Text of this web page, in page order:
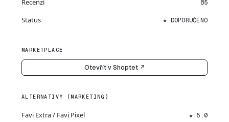
Recenzí 85
Status ★ DOPORUČENO
MARKETPLACE
Otevřít v Shoptet ↗
ALTERNATIVY (MARKETING)
Favi Extra / Favi Pixel ★ 5,0